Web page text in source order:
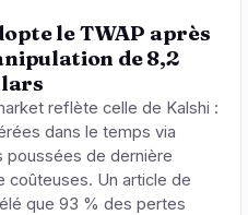
le TWAP après
de 8,2
reflète celle de Kalshi :
dans le temps via
poussées de dernière
coûteuses. Un article de
que 93 % des pertes